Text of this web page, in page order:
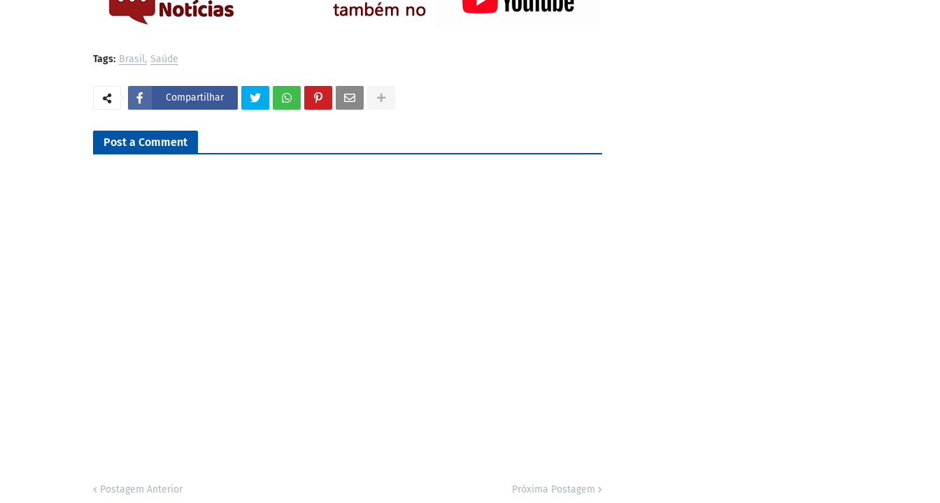
Tags: Brasil Saúde
Compartilhar
Post a Comment
Postagem Anterior Próxima Postagem